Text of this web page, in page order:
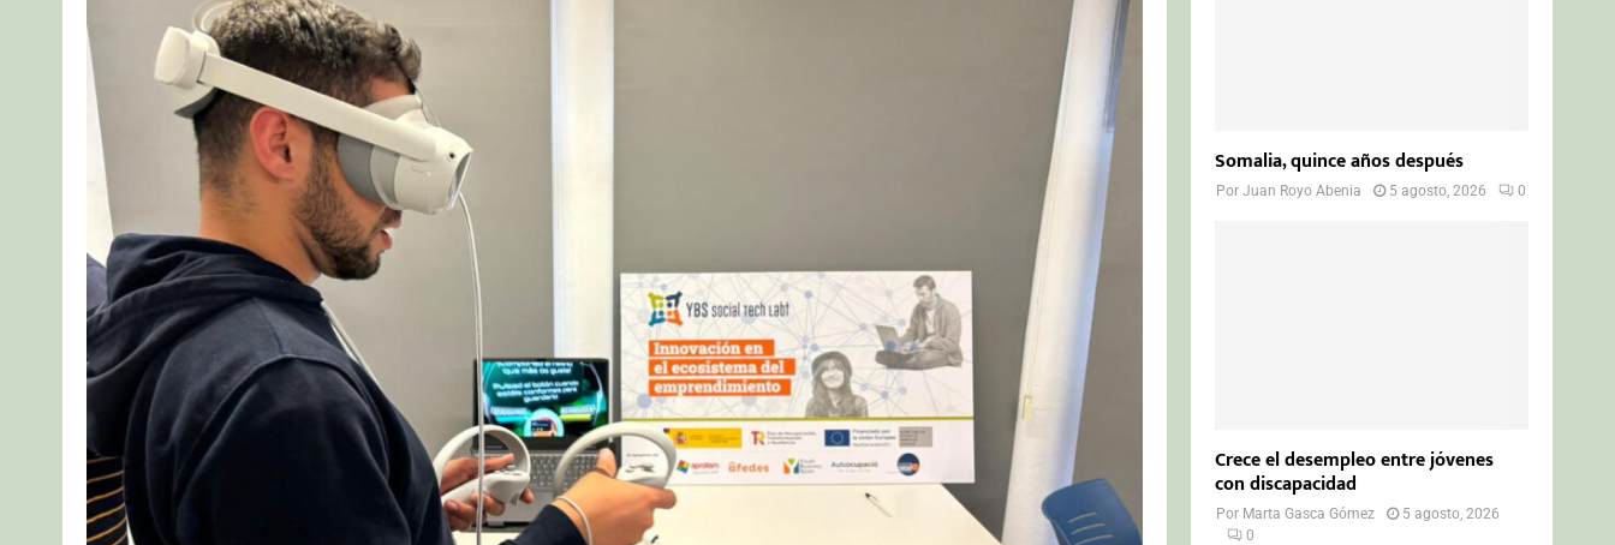
Somalia, quince años después
PorJuan Royo Abenia 5 agosto, 2026 0
Crece el desempleo entre jóvenes
con discapacidad
Por Marta Gasca Gómez
5 agosto, 2026
0